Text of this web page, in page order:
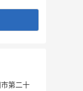
第二十